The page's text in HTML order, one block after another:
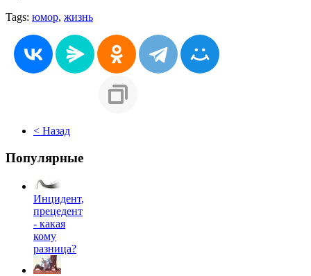
Tags: юмор, жизнь
< Назад
Популярные
Инцидент,
прецедент
- какая
кому
разница?